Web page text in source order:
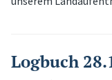
Logbuch